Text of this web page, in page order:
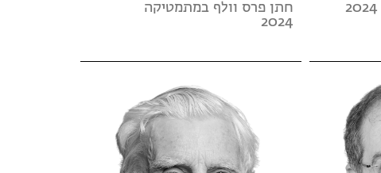
חתן פרס וולף במתמטיקה
2024